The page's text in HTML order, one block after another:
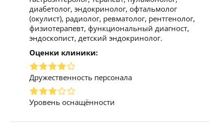
диабетолог, эндокринолог, офтальмолог
(окулист), радиолог, ревматолог, рентгенолог,
физиотерапевт, функциональный диагност,
эндоскопист, детский эндокринолог.
Оценки клиники:
Дружественность персонала
Уровень оснащённости